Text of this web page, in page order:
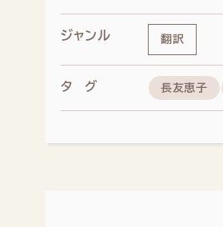
ジャンル 翻訳
タグ 長友恵子